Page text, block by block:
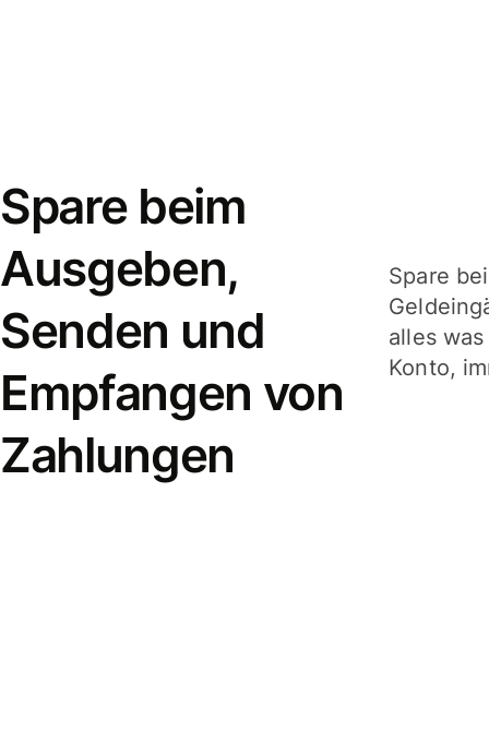
Spare beim
Ausgeben,
Senden und
Empfangen von
Zahlungen
Spare
alles
Konto,